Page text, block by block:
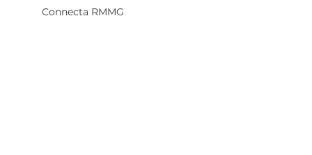
Connecta RMMG